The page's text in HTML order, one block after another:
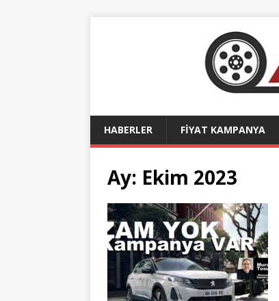
HABERLER FİYAT KAMPANYA
Ay: Ekim 2023